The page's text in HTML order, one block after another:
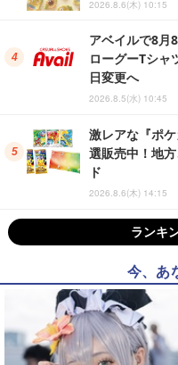
2026.8.6(木) 10:15
アベイルで8月
ローグーTシャ
日変更へ
2026.8.5(水) 10:45
激レアな『ポ
選販売中！地
ド
2026.8.6(木) 14:15
ランキ
今、あ